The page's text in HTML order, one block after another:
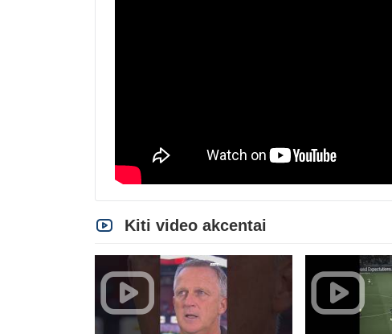
Kiti video akcentai